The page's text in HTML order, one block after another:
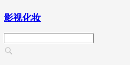
影视化妆